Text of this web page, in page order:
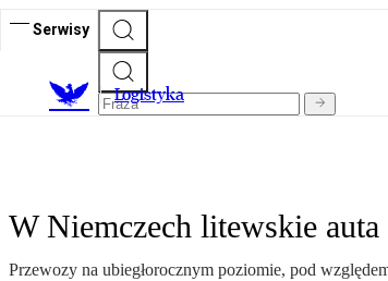
Serwisy
Logistyka
W Niemczech litewskie
Przewozy na ubiegłorocznym poziomie, pod